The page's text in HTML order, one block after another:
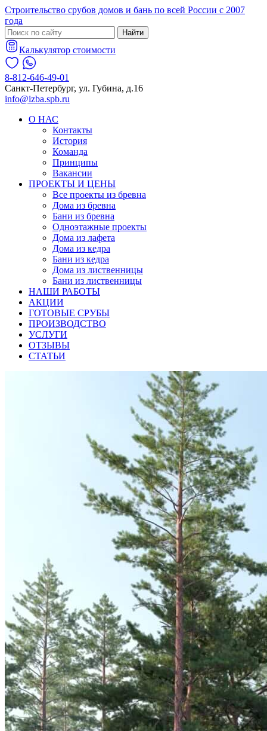
Строительство срубов домов и бань по всей России с 2007
года
Найти
Калькулятор стоимости
8-812-646-49-01
Санкт-Петербург, ул. Губина, д.16
info@izba.spb.ru
О НАС
Контакты
История
Команда
Принципы
Вакансии
ПРОЕКТЫ И ЦЕНЫ
Все проекты из бревна
Дома из бревна
Бани из бревна
Одноэтажные проекты
Дома из лафета
Дома из кедра
Бани из кедра
Дома из лиственницы
Бани из лиственницы
НАШИ РАБОТЫ
АКЦИИ
ГОТОВЫЕ СРУБЫ
ПРОИЗВОДСТВО
УСЛУГИ
ОТЗЫВЫ
СТАТЬИ